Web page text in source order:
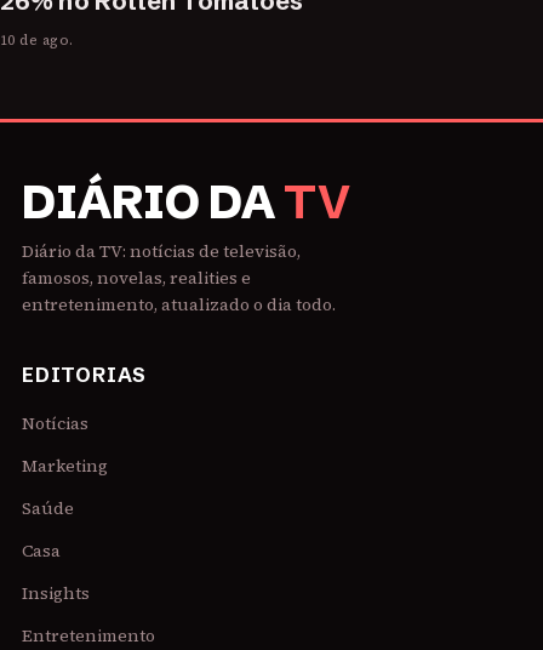
10 de ago.
DIÁRIO DATV
Diário da TV: notícias de televisão,
famosos, novelas, realities e
entretenimento, atualizado o dia todo.
EDITORIAS
Notícias
Marketing
Saúde
Casa
Insights
Entretenimento